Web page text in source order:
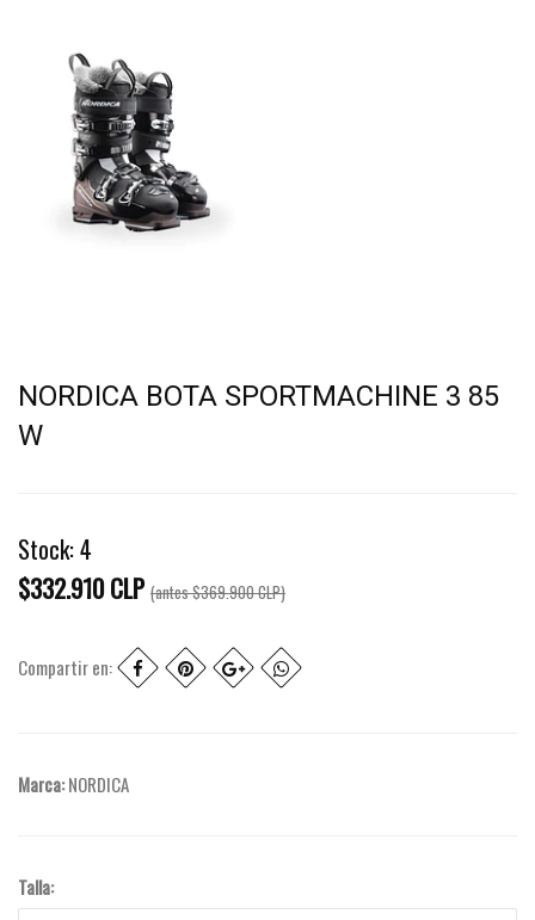
NORDICA BOTA SPORTMACHINE 3 85
W
Stock:4
$332.910 CLP (antes$369.900 CLP)
Compartir en:
Marca:NORDICA
Talla: